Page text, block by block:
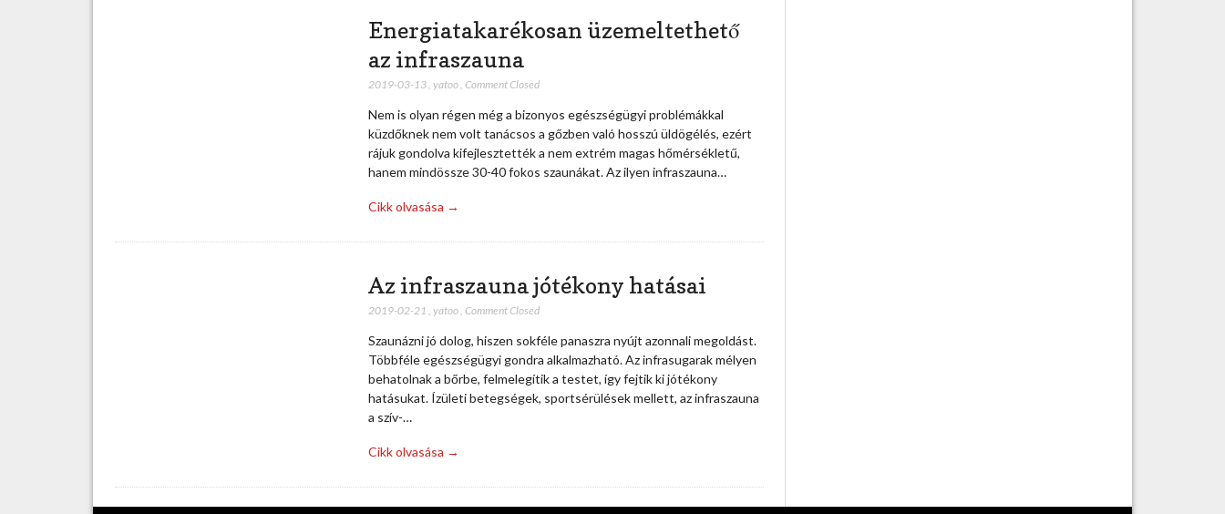
Energiatakarékosan üzemeltethető
az infraszauna
2019-03-13, yatoo, Comment Closed
Nem is olyan régen még a bizonyos egészségügyi problémákkal
küzdőknek nem volt tanácsos a gőzben való hosszú üldögélés, ezért
rájuk gondolva kifejlesztették a nem extrém magas hőmérsékletű,
hanem mindössze 30-40 fokos szaunákat. Az ilyen infraszauna…
Cikk olvasása →
Az infraszauna jótékony hatásai
2019-02-21 yatoo, Comment Closed
Szaunázni jó dolog, hiszen sokféle panaszra nyújt azonnali megoldást.
Többféle egészségügyi gondra alkalmazható. Az infrasugarak mélyen
behatolnak a bőrbe, felmelegítik a testet, így fejtik ki jótékony
hatásukat. Ízületi betegségek, sportsérülések mellett, az infraszauna
a szív-…
Cikk olvasása →